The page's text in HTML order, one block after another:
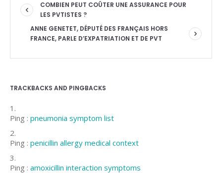
COMBIEN PEUT COÛTER UNE ASSURANCE POUR
LES PVTISTES ?
ANNE GENETET, DÉPUTÉ DES FRANÇAIS HORS
FRANCE, PARLE D’EXPATRIATION ET DE PVT
TRACKBACKS AND PINGBACKS
Ping : pneumonia symptom list
Ping : penicillin allergy medical context
Ping : amoxicillin interaction symptoms